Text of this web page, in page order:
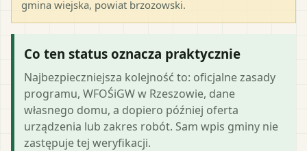
gmina wiejska, powiat brzozowski.
Co ten status oznacza praktycznie
Najbezpieczniejsza kolejność to: oficjalne zasady
programu, WFOŚiGW w Rzeszowie, dane
własnego domu, a dopiero później oferta
urządzenia lub zakres robót. Sam wpis gminy nie
zastępuje tej weryfikacji.